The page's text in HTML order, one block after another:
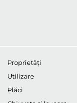
Proprietăți
Utilizare
Plăci